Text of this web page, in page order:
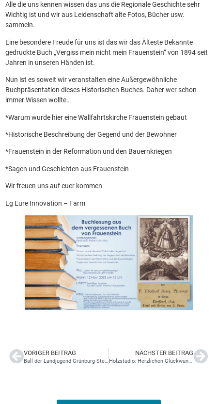
Alle die uns kennen wissen das uns die Regionale Geschichte sehr
Wichtig ist und wir aus Leidenschaft alte Fotos, Bücher usw.
sammeln.
Eine besondere Freude für uns ist das wir das Älteste Bekannte
gedruckte Buch „Vergiss mein nicht mein Frauenstein“ von 1894 seit
Jahren in unseren Händen ist.
Nun ist es soweit wir veranstalten eine Außergewöhnliche
Buchpräsentation dieses Historischen Buches. Daher wer schon
immer Wissen wollte…
*Warum wurde hier eine Wallfahrtskirche Frauenstein gebaut
*Historische Beschreibung der Gegend und der Bewohner
*Frauenstein in der Reformation und den Bauernkriegen
*Sagen und Geschichten aus Frauenstein
Wir freuen uns auf euer kommen
Lg Eure Innovation – Farm
VORIGER BEITRAG
Ball der Landjugend Grünburg-Steinbach
NÄCHSTER BEITRAG
Holzstudio: Herzlichen Glückwunsch zum Jubiläum!